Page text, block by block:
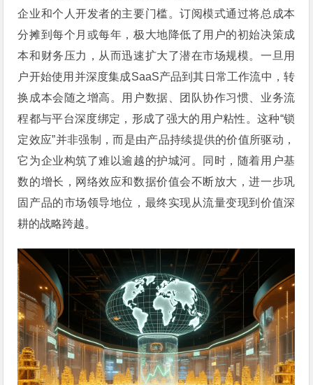
企业和个人开发者的主要门槛。订阅模式通过将总成本
分摊到每个月或每年，极大地降低了用户的初始决策成
本和财务压力，从而迅速扩大了潜在市场规模。一旦用
户开始使用并深度集成SaaS产品到其日常工作流中，转
换成本会随之增高。用户数据、团队协作习惯、业务流
程都与平台深度绑定，形成了强大的用户粘性。这种“锁
定效应”并非强制，而是由产品持续提供的价值所驱动，
它为企业构筑了难以逾越的护城河。同时，随着用户基
数的增长，网络效应和数据价值会不断放大，进一步巩
固产品的市场领导地位，最终实现从流量变现到价值深
耕的战略跨越。